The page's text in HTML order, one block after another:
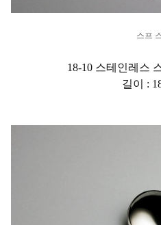
스프
18-10 스테인레스
길이 :